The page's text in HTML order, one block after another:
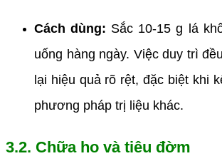
Cách dùng: Sắc 10-15 g lá
uống hàng ngày. Việc duy trì
lại hiệu quả rõ rệt, đặc biệt khi
phương pháp trị liệu khác.
3.2. Chữa ho và tiêu đờm